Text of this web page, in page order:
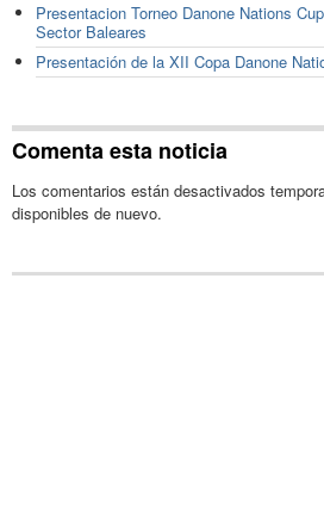
Presentacion Torneo Danone Nations
Sector Baleares
Presentación de la XII Copa Danone
Comenta esta noticia
Los comentarios están desactivados
disponibles de nuevo.